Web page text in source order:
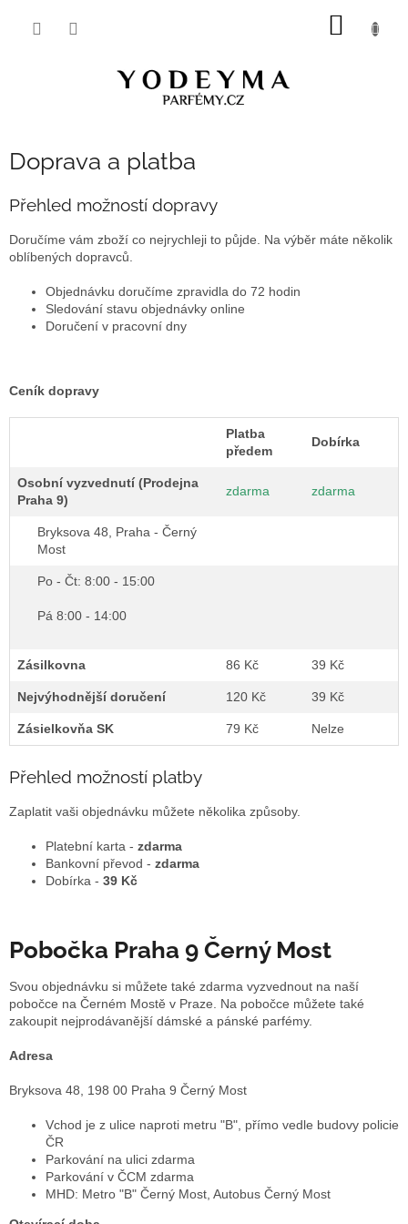
Doprava a platba
Přehled možností dopravy
Doručíme vám zboží co nejrychleji to půjde. Na výběr máte několik
oblíbených dopravců.
Objednávku doručíme zpravidla do 72 hodin
Sledování stavu objednávky online
Doručení v pracovní dny
Ceník dopravy
Platba
předem
Dobírka
Osobní vyzvednutí (Prodejna
Praha 9)
zdarma zdarma
Bryksova 48, Praha - Černý
Most
Po - Čt: 8:00 - 15:00
Pá 8:00 - 14:00
Zásilkovna 86 Kč 39 Kč
Nejvýhodnější doručení 120 Kč 39 Kč
Zásielkovňa SK 79 Kč Nelze
Přehled možností platby
Zaplatit vaši objednávku můžete několika způsoby.
Platební karta - zdarma
Bankovní převod - zdarma
Dobírka - 39 Kč
Pobočka Praha 9 Černý Most
Svou objednávku si můžete také zdarma vyzvednout na naší
pobočce na Černém Mostě v Praze. Na pobočce můžete také
zakoupit nejprodávanější dámské a pánské parfémy.
Adresa
Bryksova 48, 198 00 Praha 9 Černý Most
Vchod je z ulice naproti metru "B", přímo vedle budovy policie
ČR
Parkování na ulici zdarma
Parkování v ČCM zdarma
MHD: Metro "B" Černý Most, Autobus Černý Most